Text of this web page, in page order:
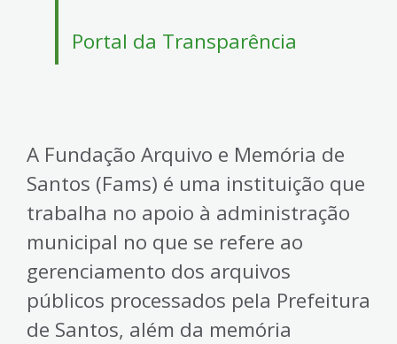
Portal da Transparência
A Fundação Arquivo e Memória de
Santos (Fams) é uma instituição que
trabalha no apoio à administração
municipal no que se refere ao
gerenciamento dos arquivos
públicos processados pela Prefeitura
de Santos, além da memória